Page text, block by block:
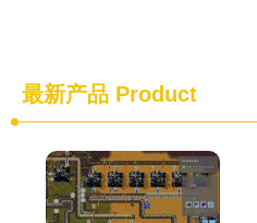
最新产品 Product